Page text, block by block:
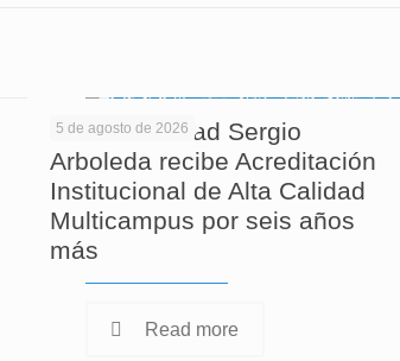
5 de agosto de 2026
La Universidad Sergio
Arboleda recibe Acreditación
Institucional de Alta Calidad
Multicampus por seis años
más
Read more